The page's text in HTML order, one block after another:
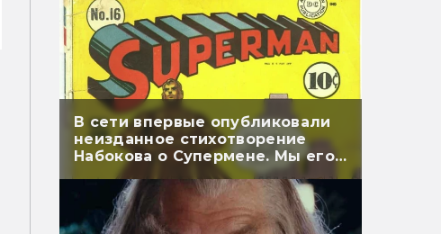
В сети впервые опубликовали
неизданное стихотворение
Набокова о Супермене. Мы его
перевели